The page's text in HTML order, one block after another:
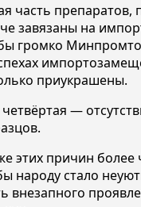
часть препаратов,
завязаны на
громко
приукрашены.
—
этих причин более
народу стало
внезапного